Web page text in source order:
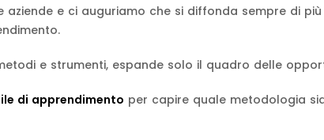
e ci auguriamo che si diffonda sempre di
e strumenti, espande solo il quadro delle
di apprendimento per capire quale metodologia